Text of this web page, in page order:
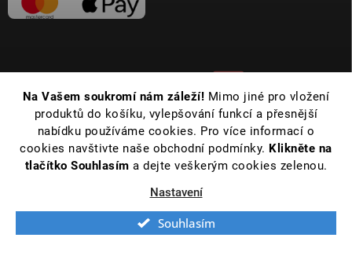
Na Vašem soukromí nám záleží! Mimo jiné pro vložení
produktů do košíku, vylepšování funkcí a přesnější
nabídku používáme cookies. Pro více informací o
cookies navštivte naše obchodní podmínky. Klikněte na
tlačítko Souhlasím a dejte veškerým cookies zelenou.
Nastavení
Souhlasím
Vytvořil Shoptet
Koupelny Bernold | Vše pro Vaši koupelnu již od roku 1990
Všechna práva vyhrazena.Upravit nastavení cookies